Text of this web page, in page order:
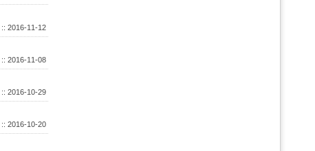
:: 2016-11-12
:: 2016-11-08
:: 2016-10-29
:: 2016-10-20